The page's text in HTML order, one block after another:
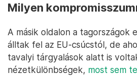
Milyen
A másik oldalon a tagországok
álltak fel az EU-csúcstól, de
tavalyi tárgyalások alatt is
nézetkülönbségek, most sem